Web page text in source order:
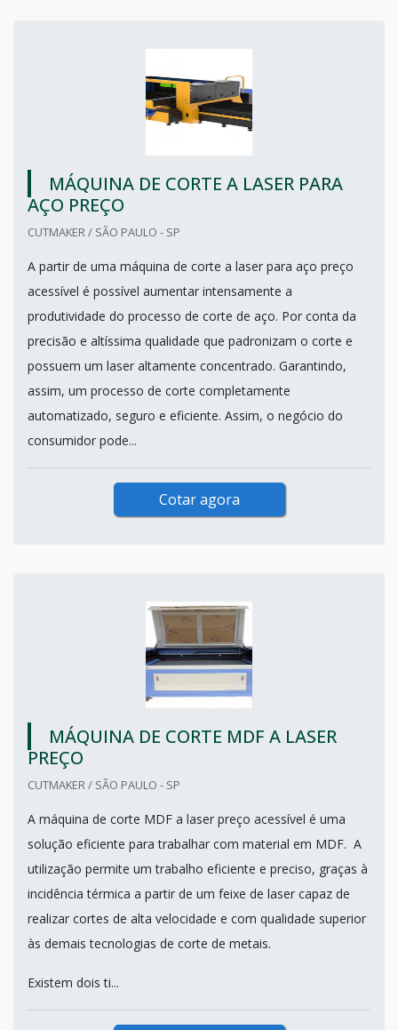
MÁQUINA DE CORTE A LASER PARA
AÇO PREÇO
CUTMAKER / SÃO PAULO - SP
A partir de uma máquina de corte a laser para aço preço
acessível é possível aumentar intensamente a
produtividade do processo de corte de aço. Por conta da
precisão e altíssima qualidade que padronizam o corte e
possuem um laser altamente concentrado. Garantindo,
assim, um processo de corte completamente
automatizado, seguro e eficiente. Assim, o negócio do
consumidor pode...
Cotar agora
MÁQUINA DE CORTE MDF A LASER
PREÇO
CUTMAKER / SÃO PAULO - SP
A máquina de corte MDF a laser preço acessível é uma
solução eficiente para trabalhar com material em MDF. A
utilização permite um trabalho eficiente e preciso, graças à
incidência térmica a partir de um feixe de laser capaz de
realizar cortes de alta velocidade e com qualidade superior
às demais tecnologias de corte de metais.
Existem dois ti...